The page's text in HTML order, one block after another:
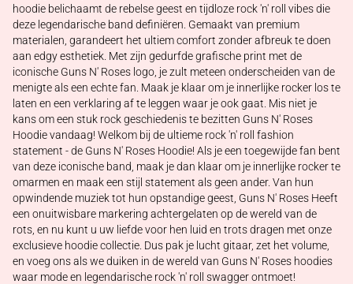
hoodie belichaamt de rebelse geest en tijdloze rock 'n' roll vibes die
deze legendarische band definiëren. Gemaakt van premium
materialen, garandeert het ultiem comfort zonder afbreuk te doen
aan edgy esthetiek. Met zijn gedurfde grafische print met de
iconische Guns N' Roses logo, je zult meteen onderscheiden van de
menigte als een echte fan. Maak je klaar om je innerlijke rocker los te
laten en een verklaring af te leggen waar je ook gaat. Mis niet je
kans om een stuk rock geschiedenis te bezitten Guns N' Roses
Hoodie vandaag! Welkom bij de ultieme rock 'n' roll fashion
statement - de Guns N' Roses Hoodie! Als je een toegewijde fan bent
van deze iconische band, maak je dan klaar om je innerlijke rocker te
omarmen en maak een stijl statement als geen ander. Van hun
opwindende muziek tot hun opstandige geest, Guns N' Roses Heeft
een onuitwisbare markering achtergelaten op de wereld van de
rots, en nu kunt u uw liefde voor hen luid en trots dragen met onze
exclusieve hoodie collectie. Dus pak je lucht gitaar, zet het volume,
en voeg ons als we duiken in de wereld van Guns N' Roses hoodies
waar mode en legendarische rock 'n' roll swagger ontmoet!